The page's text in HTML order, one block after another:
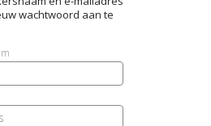
wachtwoord aan te